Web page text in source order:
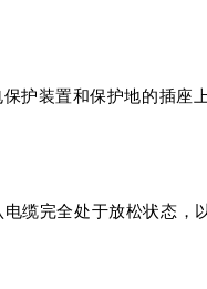
护装置和保护地的插座
缆完全处于放松状态，